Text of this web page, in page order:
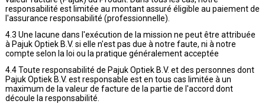
responsabilité est limitée au montant assuré éligible au paiement de
l'assurance responsabilité (professionnelle).
4.3 Une lacune dans l'exécution de la mission ne peut être attribuée
à Pajuk Optiek B.V. si elle n'est pas due à notre faute, ni à notre
compte selon la loi ou la pratique généralement acceptée
4.4 Toute responsabilité de Pajuk Optiek B.V. et des personnes dont
Pajuk Optiek B.V. est responsable est en tous cas limitée à un
maximum de la valeur de facture de la partie de l'accord dont
découle la responsabilité.